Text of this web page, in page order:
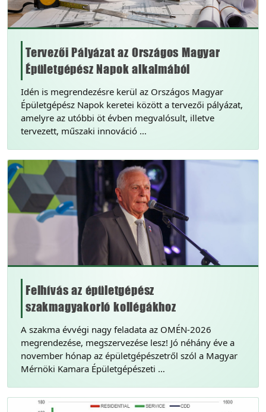
Tervezői Pályázat az Országos Magyar
Épületgépész Napok alkalmából
Idén is megrendezésre kerül az Országos Magyar
Épületgépész Napok keretei között a tervezői pályázat,
amelyre az utóbbi öt évben megvalósult, illetve
tervezett, műszaki innováció …
Felhívás az épületgépész
szakmagyakorló kollégákhoz
A szakma évvégi nagy feladata az OMÉN-2026
megrendezése, megszervezése lesz! Jó néhány éve a
november hónap az épületgépészetről szól a Magyar
Mérnöki Kamara Épületgépészeti …